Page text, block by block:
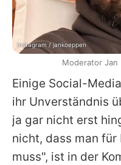
Einige Social-
ihr Unverständnis
ja gar nicht erst
nicht, dass man
muss", ist in der
Instagram / jankoeppen
Moderator Jan